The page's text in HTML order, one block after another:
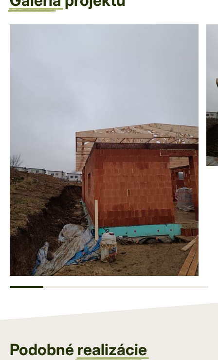
Podobné realizácie